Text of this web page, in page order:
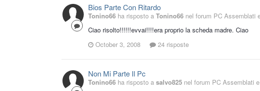
Bios Parte Con Ritardo
Tonino66 ha risposto a Tonino66 nel forum PC Assemblati
Ciao risolto!!!!!!evvai!!!!era proprio la scheda madre. Ciao
October 3, 2008
24 risposte
Non Mi Parte Il Pc
Tonino66 ha risposto a salvo825 nel forum PC Assemblati